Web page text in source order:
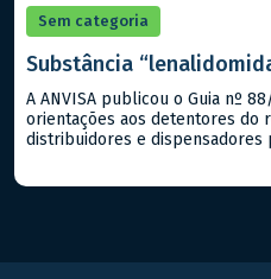
Sem categoria
Substância
A ANVISA publicou o Guia nº
orientações aos detentores do
distribuidores e dispensadores